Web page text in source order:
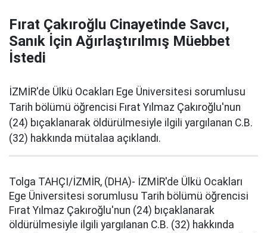
Fırat Çakıroğlu Cinayetinde Savcı,
Sanık İçin Ağırlaştırılmış Müebbet
İstedi
İZMİR'de Ülkü Ocakları Ege Üniversitesi sorumlusu
Tarih bölümü öğrencisi Fırat Yılmaz Çakıroğlu'nun
(24) bıçaklanarak öldürülmesiyle ilgili yargılanan C.B.
(32) hakkında mütalaa açıklandı.
Tolga TAHÇI/İZMİR, (DHA)- İZMİR'de Ülkü Ocakları
Ege Üniversitesi sorumlusu Tarih bölümü öğrencisi
Fırat Yılmaz Çakıroğlu'nun (24) bıçaklanarak
öldürülmesiyle ilgili yargılanan C.B. (32) hakkında